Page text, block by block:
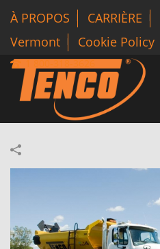
À PROPOS CARRIÈRE
Vermont
Cookie Policy
1 800-318-3626